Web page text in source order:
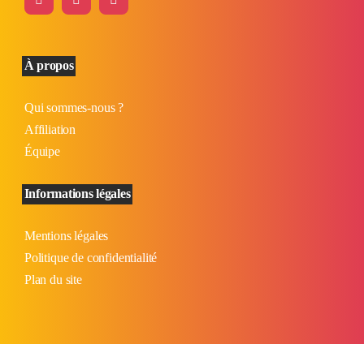
À propos
Qui sommes-nous ?
Affiliation
Équipe
Informations légales
Mentions légales
Politique de confidentialité
Plan du site